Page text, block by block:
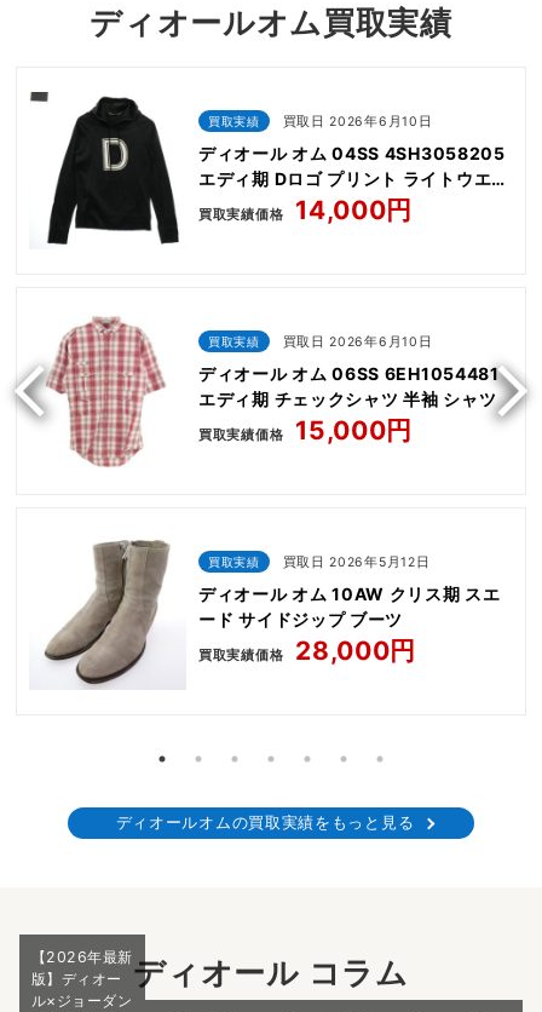
ディオールオム買取実績
買取実績 買取日 2026年6月10日
ディオール オム 04SS 4SH3058205
エディ期 Dロゴ プリント ライトウエイ
ト コットン プルオーバー パーカー
買取実績価格 14,000円
買取実績 買取日 2026年6月10日
ディオール オム 06SS 6EH1054481
エディ期 チェックシャツ 半袖 シャツ
買取実績価格 15,000円
買取実績 買取日 2026年5月12日
ディオール オム 10AW クリス期 スエ
ード サイドジップ ブーツ
買取実績価格 28,000円
ディオールオムの買取実績をもっと見る
ディオール コラム
【2026年最新
版】ディオー
ル×ジョーダン